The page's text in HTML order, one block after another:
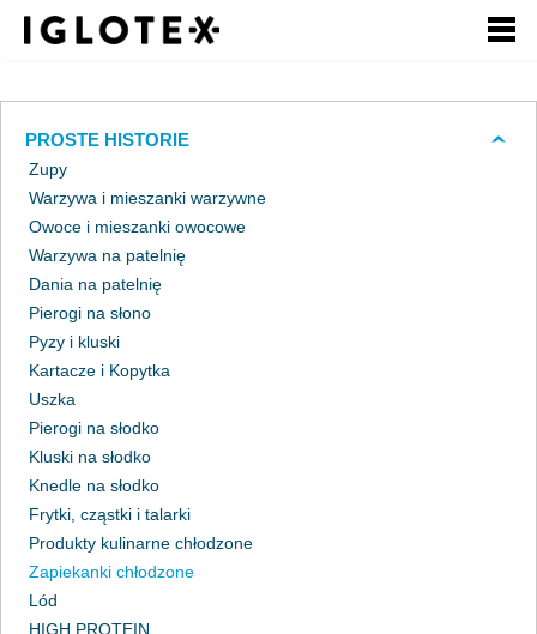
to się opłaca!
o Grupie
PROSTE HISTORIE
Zupy
Warzywa i mieszanki warzywne
Owoce i mieszanki owocowe
Warzywa na patelnię
Dania na patelnię
Pierogi na słono
Pyzy i kluski
Kartacze i Kopytka
Uszka
Pierogi na słodko
Kluski na słodko
Knedle na słodko
Frytki, cząstki i talarki
Produkty kulinarne chłodzone
Zapiekanki chłodzone
Lód
HIGH PROTEIN